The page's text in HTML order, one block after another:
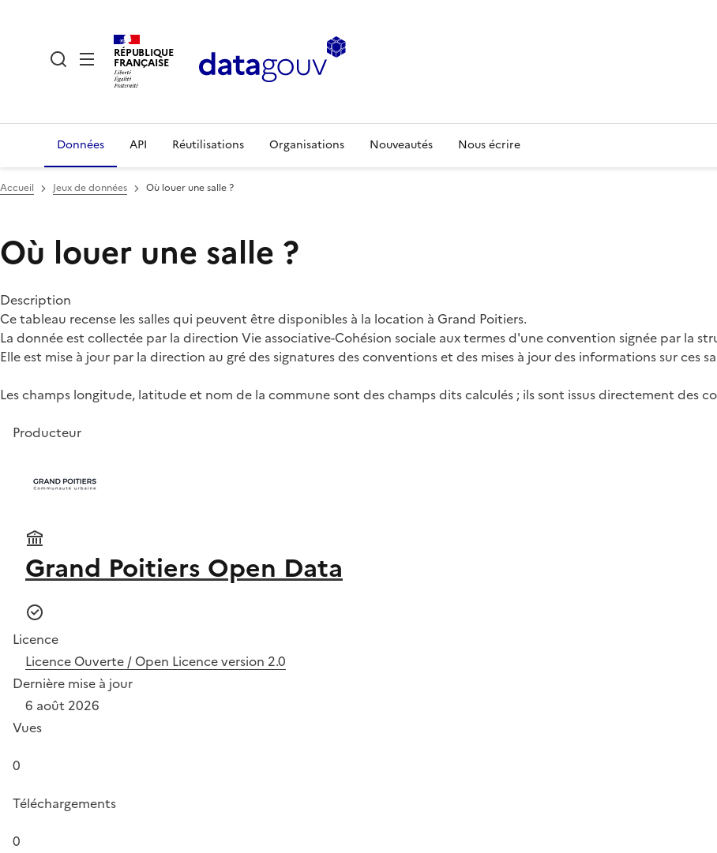
RÉPUBLIQUE
FRANÇAISE
Données API Réutilisations Organisations Nouveautés Nous écrire
Accueil Jeux de données Où louer une salle ?
Où louer une salle ?
Description
Ce tableau recense les salles qui peuvent être disponibles à la location à Grand Poitiers.
La donnée est collectée par la direction Vie associative-Cohésion sociale aux termes d'une convention signée par la
Elle est mise à jour par la direction au gré des signatures des conventions et des mises à jour des informations sur ces
Les champs longitude, latitude et nom de la commune sont des champs dits calculés ; ils sont issus directement des
Producteur
Grand Poitiers Open Data
Licence
Licence Ouverte / Open Licence version 2.0
Dernière mise à jour
6 août 2026
Vues
0
Téléchargements
0